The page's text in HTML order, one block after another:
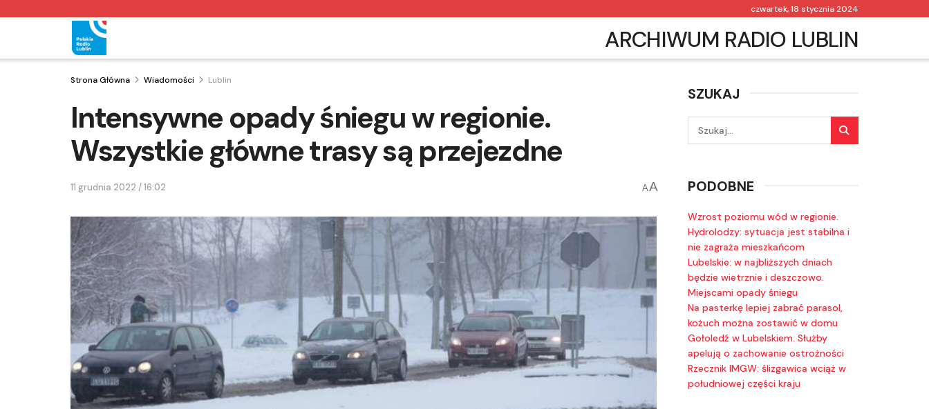
czwartek, 18 stycznia 2024
ARCHIWUM RADIO LUBLIN
Strona Główna Wiadomości Lublin
Intensywne opady śniegu w regionie.
Wszystkie główne trasy są przejezdne
11 grudnia 2022 / 16:02 AA
SZUKAJ
PODOBNE
Wzrost poziomu wód w regionie.
Hydrolodzy: sytuacja jest stabilna i
nie zagraża mieszkańcom
Lubelskie: w najbliższych dniach
będzie wietrznie i deszczowo.
Miejscami opady śniegu
Na pasterkę lepiej zabrać parasol,
kożuch można zostawić w domu
Gołoledź w Lubelskiem. Służby
apelują o zachowanie ostrożności
Rzecznik IMGW: ślizgawica wciąż w
południowej części kraju